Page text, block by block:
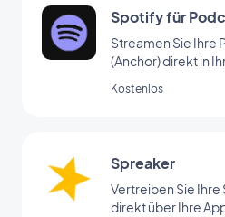
Spotify für
Streamen Sie Ihre
(Anchor) direkt in
Kostenlos
Spreaker
Vertreiben Sie
direkt über Ihre